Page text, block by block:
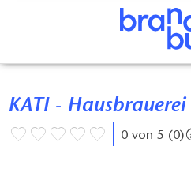
KATI - Hausbrauerei
0 von 5 (0)